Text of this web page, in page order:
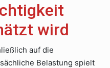
wird
auf die
Belastung spielt